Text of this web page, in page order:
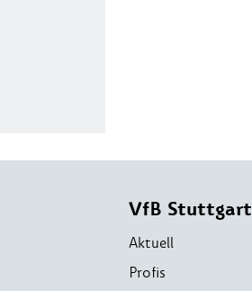
VfB Stuttgart
Aktuell
Profis